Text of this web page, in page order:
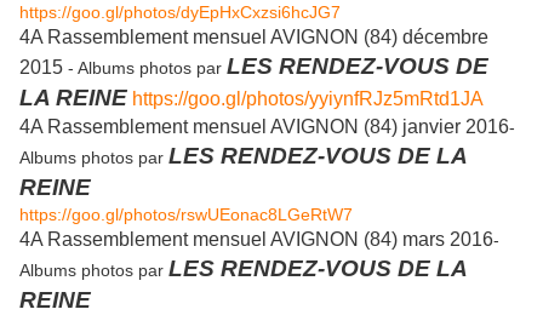
https://goo.gl/photos/dyEpHxCxzsi6hcJG7
4A Rassemblement mensuel AVIGNON (84) décembre
2015 - Albums photos par LES RENDEZ-VOUS DE
LA REINE https://goo.gl/photos/yyiynfRJz5mRtd1JA
4A Rassemblement mensuel AVIGNON (84) janvier 2016-
Albums photos par LES RENDEZ-VOUS DE LA
REINE
https://goo.gl/photos/rswUEonac8LGeRtW7
4A Rassemblement mensuel AVIGNON (84) mars 2016-
Albums photos par LES RENDEZ-VOUS DE LA
REINE